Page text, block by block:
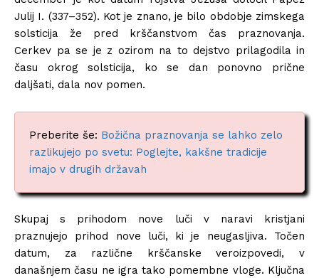
Julij I. (337–352). Kot je znano, je bilo obdobje zimskega
solsticija že pred krščanstvom čas praznovanja.
Cerkev pa se je z ozirom na to dejstvo prilagodila in
času okrog solsticija, ko se dan ponovno prične
daljšati, dala nov pomen.
Preberite še: Božična praznovanja se lahko zelo
razlikujejo po svetu: Poglejte, kakšne tradicije
imajo v drugih državah
Skupaj s prihodom nove luči v naravi kristjani
praznujejo prihod nove luči, ki je neugasljiva. Točen
datum, za različne krščanske veroizpovedi, v
današnjem času ne igra tako pomembne vloge. Ključna